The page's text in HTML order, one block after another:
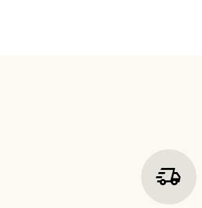
delivery_truck_speed